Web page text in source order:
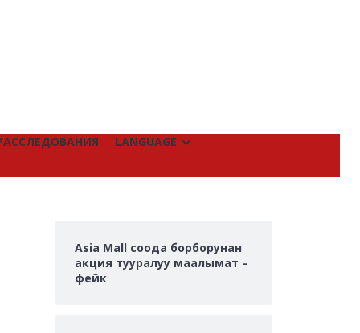
LANGUAGE
Asia Mall соода борборунан
акция тууралуу маалымат –
фейк